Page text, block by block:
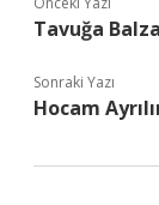
Tavuğa
Sonraki Yazı
Hocam